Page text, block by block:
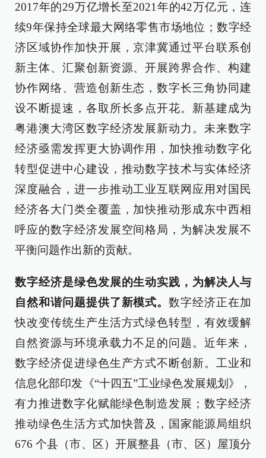
2017年的29万亿增长至2021年的42万亿元，连
续9年保持全球最大网络零售市场地位；数字经
济区域协作加快开展，京津冀通过平台联系创
新主体、汇聚创新资源、开展跨界合作、构建
协作网络、营造创新生态，数字长三角协同建
设不断提速，各取所长多点开花。新基建成为
粤港澳大湾区数字经济发展新动力。未来数字
经济亟需发挥更大协调作用，加快推动数字化
转型促进中心建设，推动数字技术与实体经济
深度融合，进一步推动工业互联网应用对国民
经济各大门类全覆盖，加快推动形成东中西相
呼应的数字经济发展空间格局，为解决发展不
平衡问题作出新的贡献。
数字经济是绿色发展的生动实践，为解决人与
自然和谐问题提供了新模式。数字经济正在加
快改变传统生产生活方式绿色转型，有效缓解
自然资源与环境承载力不足的问题。近年来，
数字经济促进绿色生产方式不断创新。工业和
信息化部印发《“十四五”工业绿色发展规划》，
有力推进数字化赋能绿色制造发展；数字经济
推动绿色生活方式加快普及，国家能源局组织
676 个县（市、区）开展整县（市、区）屋顶分